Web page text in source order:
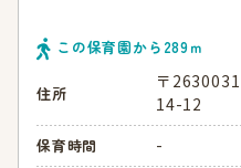
この保育園から 289ｍ
住所
〒
14-12
保育時間 -